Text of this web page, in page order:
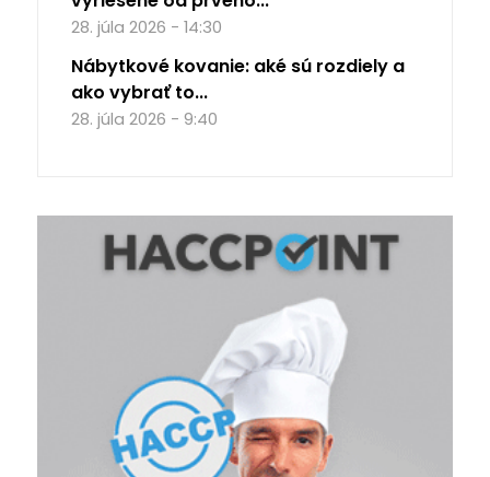
28. júla 2026 - 14:30
Nábytkové kovanie: aké sú rozdiely a
ako vybrať to...
28. júla 2026 - 9:40